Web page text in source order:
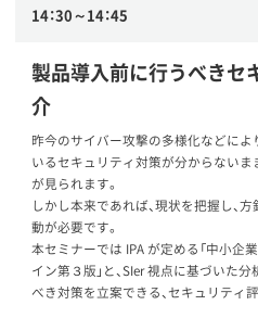
14：30～14：45
製品導入前に行うべきセ
介
昨今のサイバー攻撃の多様化などによ
いるセキュリティ対策が分からないま
が見られます。
しかし本来であれば、現状を把握し、
動が必要です。
本セミナーでは IPA が定める「中小企
イン第３版」と、SIer 視点に基づいた
べき対策を立案できる、セキュリティ